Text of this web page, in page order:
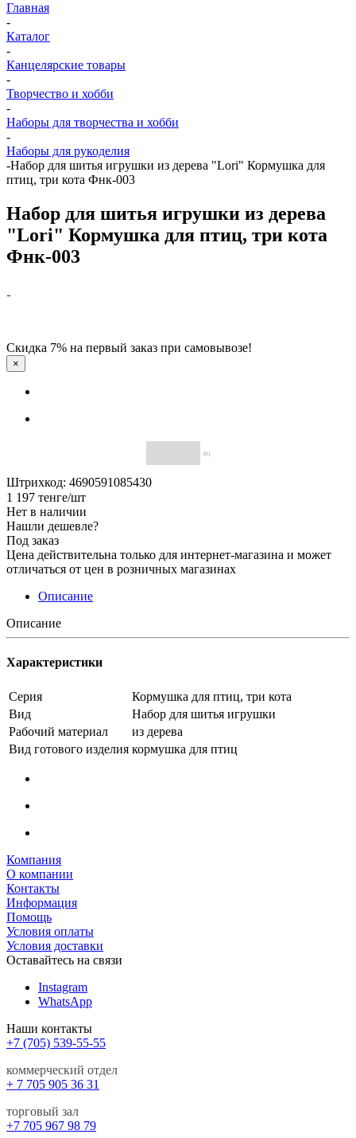
Главная
-
Каталог
-
Канцелярские товары
-
Творчество и хобби
-
Наборы для творчества и хобби
-
Наборы для рукоделия
-Набор для шитья игрушки из дерева "Lori" Кормушка для
птиц, три кота Фнк-003
Набор для шитья игрушки из дерева
"Lori" Кормушка для птиц, три кота
Фнк-003
Скидка 7% на первый заказ при самовывозе!
×
(0)
Штрихкод: 4690591085430
1 197 тенге/шт
Нет в наличии
Нашли дешевле?
Под заказ
Цена действительна только для интернет-магазина и может
отличаться от цен в розничных магазинах
Описание
Описание
Характеристики
Серия
Кормушка для птиц, три кота
Вид
Набор для шитья игрушки
Рабочий материал
из дерева
Вид готового изделия кормушка для птиц
Компания
О компании
Контакты
Информация
Помощь
Условия оплаты
Условия доставки
Оставайтесь на связи
Instagram
WhatsApp
Наши контакты
+7 (705) 539-55-55
коммерческий отдел
+ 7 705 905 36 31
торговый зал
+7 705 967 98 79